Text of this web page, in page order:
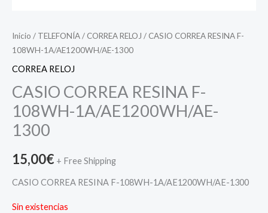
Inicio / TELEFONÍA/ CORREA RELOJ / CASIO CORREA RESINA F-
108WH-1A/AE1200WH/AE-1300
CORREA RELOJ
CASIO CORREA RESINA F-
108WH-1A/AE1200WH/AE-
1300
15,00€ + Free Shipping
CASIO CORREA RESINA F-108WH-1A/AE1200WH/AE-1300
Sin existencias